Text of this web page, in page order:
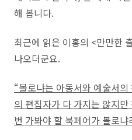
해 봅니다.
최근에 읽은 이홍의 <만만한
나오더군요.
“볼로냐는 아동서와 예술서
의 편집자가 다 가지는 않지
번 가봐야 할 북페어가 볼로